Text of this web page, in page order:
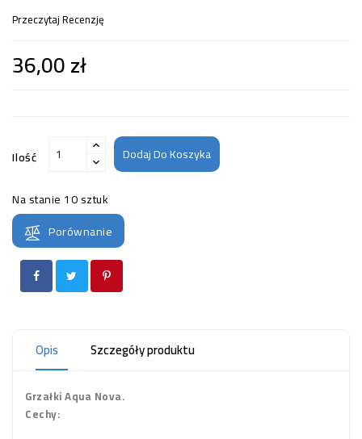
Przeczytaj Recenzję
36,00 zł
Ilość Dodaj Do Koszyka
Na stanie 10 sztuk
Porównanie
Opis Szczegóły produktu
Grzałki Aqua Nova.
Cechy: